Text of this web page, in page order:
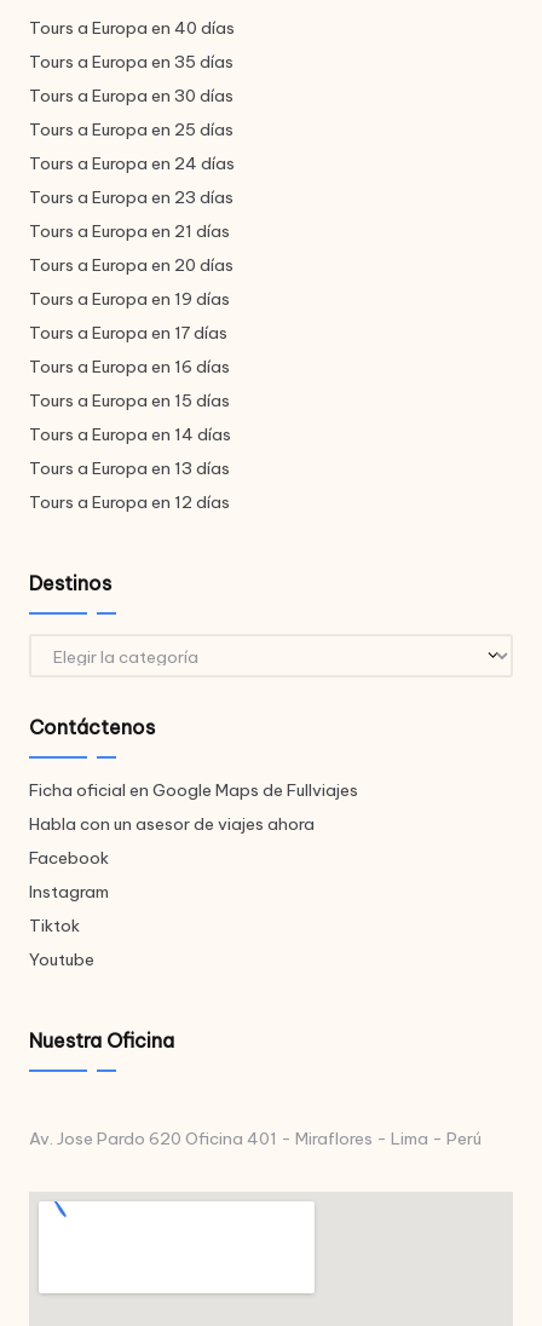
Tours a Europa en 40 días
Tours a Europa en 35 días
Tours a Europa en 30 días
Tours a Europa en 25 días
Tours a Europa en 24 días
Tours a Europa en 23 días
Tours a Europa en 21 días
Tours a Europa en 20 días
Tours a Europa en 19 días
Tours a Europa en 17 días
Tours a Europa en 16 días
Tours a Europa en 15 días
Tours a Europa en 14 días
Tours a Europa en 13 días
Tours a Europa en 12 días
Destinos
Destinos
Contáctenos
Ficha oficial en Google Maps de Fullviajes
Habla con un asesor de viajes ahora
Facebook
Instagram
Tiktok
Youtube
Nuestra Oficina
Av. Jose Pardo 620 Oficina 401 - Miraflores - Lima - Perú